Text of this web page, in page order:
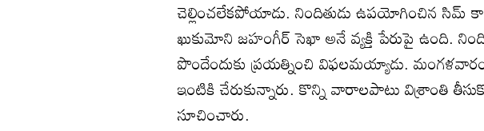
చెల్లించలేకపోయాడు. నిందితుడు ఉపయోగించిన సిమ్‌
ఖుకుమోని జహంగీర్‌ సెఖా అనే వ్యక్తి పేరుపై ఉంది.
పొందేందుకు ప్రయత్నించి విఫలమయ్యాడు.
ఇంటికి చేరుకున్నారు. కొన్ని వారాలపాటు విశ్రాంతి
సూచించారు.